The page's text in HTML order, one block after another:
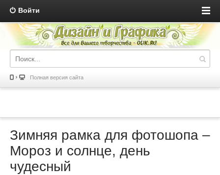
Войти
Полная версия сайта
Зимняя рамка для фотошопа –
Мороз и солнце, день
чудесный